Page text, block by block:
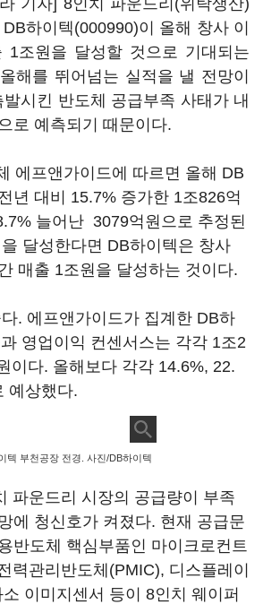
기자] 8인치 파운드리(위탁생산)
DB하이텍(000990)이 올해 창사 이
1조원을 달성할 것으로 기대되는
해를 뛰어넘는 실적을 낼 전망이
시킨 반도체 공급부족 사태가 내
로 예측되기 때문이다.
에프앤가이드에 따르면 올해 DB
년 대비 15.7% 증가한 1조826억
늘어난 3079억원으로 추정된
달성한다면 DB하이텍은 창사
매출 1조원을 달성하는 것이다.
. 에프앤가이드가 집계한 DB하
영업이익 컨센서스는 각각 1조2
이다. 올해보다 각각 14.6%, 22.
예상했다.
텍 부천공장 전경. 사진/DB하이텍
파운드리 시장의 공급량이 부족
에 청신호가 켜졌다. 현재 공급문
반도체 핵심부품인 마이크로컨트
력관리반도체(PMIC), 디스플레이
이미지센서 등이 8인치 웨이퍼